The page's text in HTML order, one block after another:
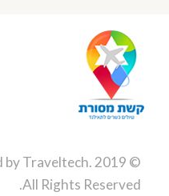
© 2019 Thailand Kosher, Powerd by
Traveltech.
All Rights Reserved.